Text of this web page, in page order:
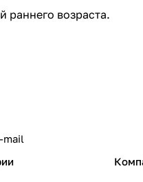
раннего возраста.